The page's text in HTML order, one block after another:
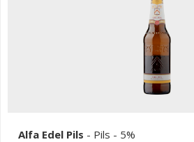
Alfa Edel Pils - Pils - 5%